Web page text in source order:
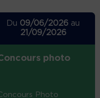
Du 09/06/2026 au
21/09/2026
photo
Photo